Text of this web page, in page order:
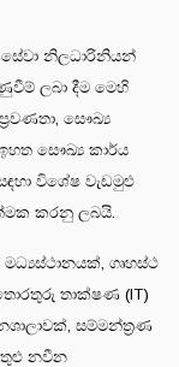
නිලධාරිනියන්
ලබා දීම මෙහි
සෞඛ්‍ය
සෞඛ්‍ය කාර්ය
විශේෂ වැඩමුළු
කරනු ලබයි.
ගෘහස්ථ
තොරතුරු තාක්ෂණ (IT)
සම්මන්ත්‍රණ
නවීන